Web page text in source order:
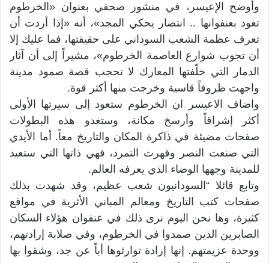
وأوضح الإعيسر، في منشور صحفي بعنوان «الخرطوم
تعود بعنفوانها .. انتصار يحكي المجد»، أنه «إذا أردت أن
تعرف عظمة الشعب السوداني على حقيقتها، فما عليك إلا
أن تجوب شوارع العاصمة الخرطوم»، مشيراً إلى أن آثار
الدمار التي خلّفتها المعارك لا تحجب قصة صمود مدينة
واجهت ظروفاً قاسية وخرجت منها أكثر قوة.
واضاف الاعيسر ان الخرطوم ستعود إلى سيرتها الأولى
أكثر إشراقاً وأرسخ مكانة، وستغدو هذه البطولات
صفحات مضيئة في ذاكرة المكان والتاريخ معاً. أما الأيدي
التي صنعت النصر وقهرت التمرد، فهي ذاتها التي ستعيد
للمدينة وجهها الوضاء الذي يعرفه العالم.
وتابع قائلا “السودانيون شعب عظيم، وقد شهدت بذلك
صفحات كتب التاريخ ومعالم المباني الأثرية في مواقع
كثيرة، وها نحن اليوم نرى ذلك في عنفوان هؤلاء السكان
الصابرين الذين صمدوا في الخرطوم، وفي صلابة إرادتهم،
ووحدة عزيمتهم. إنها إرادة توارثوها أباً عن جد، وشقوا بها